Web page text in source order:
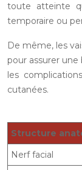
toute atteinte
temporaire ou
De même, les
pour assurer
les
cutanées.
Structure
Nerf facial